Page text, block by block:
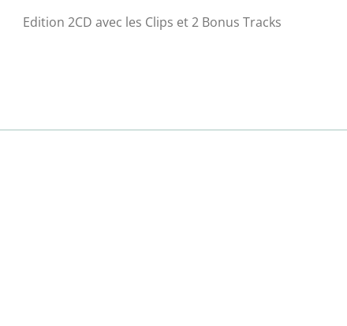
Edition 2CD avec les Clips et 2 Bonus Tracks